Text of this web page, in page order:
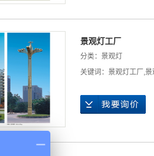
景观灯工厂
分类： 景观灯
关键词： 景观灯工厂 ,景